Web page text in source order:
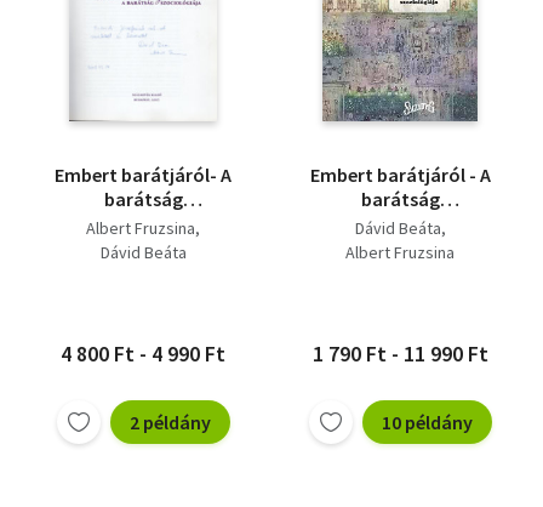
Embert barátjáról- A
barátság
szociológiája dedikált
( mindkét szerző
Albert Fruzsina
Dávid Beáta
4 800 Ft - 4 990 Ft
2 példány
Embert barátjáról - A
barátság
szociológiája
Dávid Beáta
Albert Fruzsina
1 790 Ft - 11 990 Ft
10 példány